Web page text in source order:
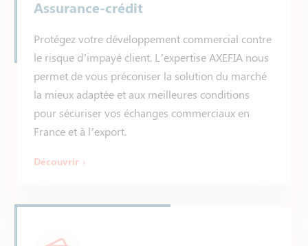
Assurance-crédit
Protégez votre développement commercial contre
le risque d’impayé client. L’expertise AXEFIA nous
permet de vous préconiser la solution du marché
la mieux adaptée et aux meilleures conditions
pour sécuriser vos échanges commerciaux en
France et à l’export.
Découvrir